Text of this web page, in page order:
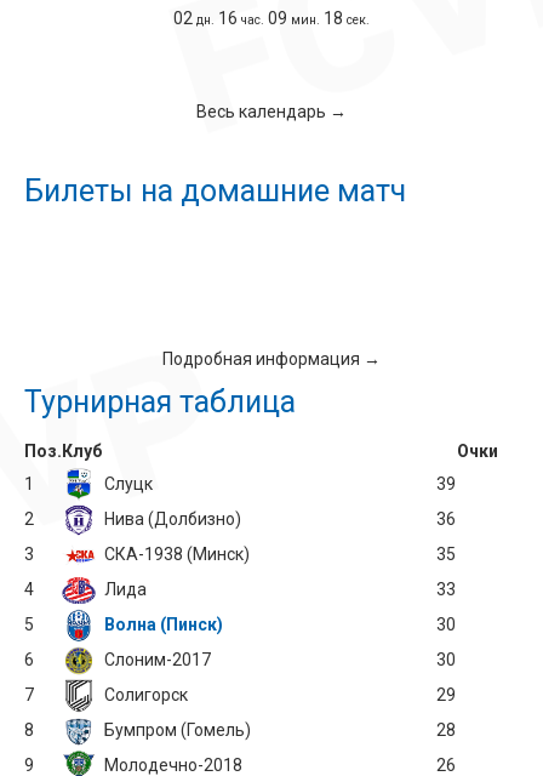
02 дн. 16 час. 09 мин. 17 сек.
Весь календарь →
Билеты на домашние матч
Подробная информация →
Турнирная таблица
Поз. Клуб
Очки
1
Слуцк
39
2
Нива (Долбизно)
36
3
СКА-1938 (Минск)
35
4
Лида
33
5
Волна (Пинск)
30
6
Слоним-2017
30
7
Солигорск
29
8
Бумпром (Гомель)
28
9
Молодечно-2018
26